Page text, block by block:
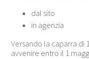
dal sito
in agenzia
Versando la caparra di
avvenire entro il 1